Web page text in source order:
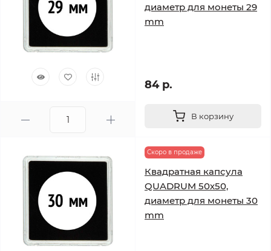
диаметр для монеты 29
mm
84 р.
В корзину
Скоро в продаже
Квадратная капсула
QUADRUM 50х50,
диаметр для монеты 30
mm